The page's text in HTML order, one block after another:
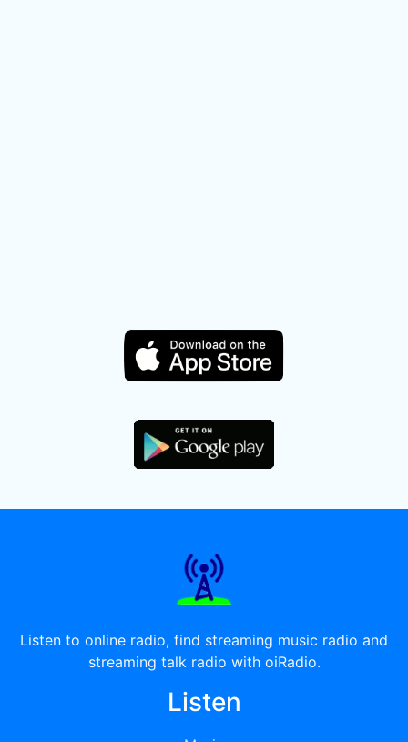
Listen to online radio, find streaming music radio and
streaming talk radio with oiRadio.
Listen